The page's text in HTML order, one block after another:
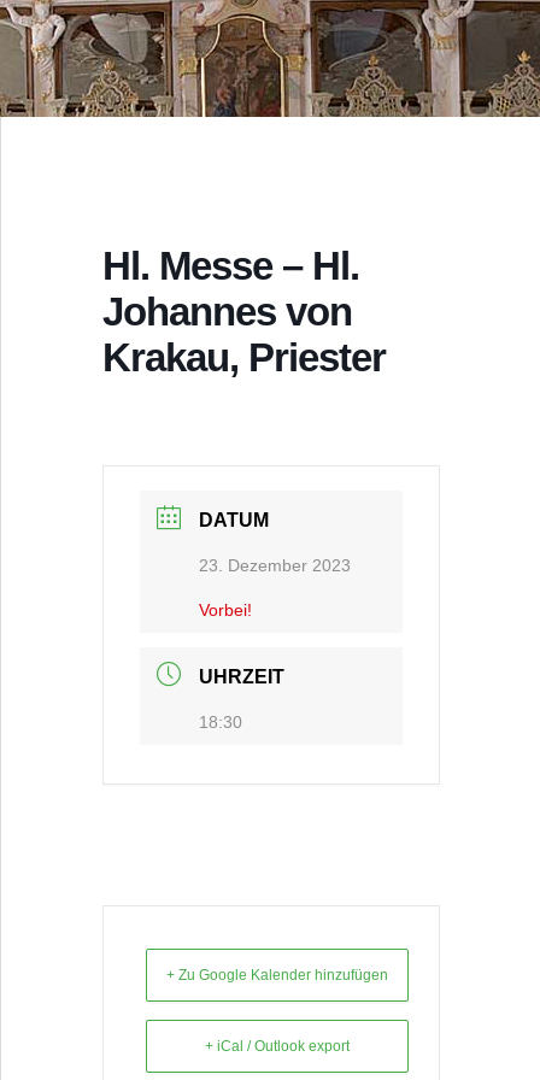
Hl. Messe – Hl.
Johannes von
Krakau, Priester
DATUM
23. Dezember 2023
Vorbei!
UHRZEIT
18:30
+ Zu Google Kalender hinzufügen
+ iCal / Outlook export